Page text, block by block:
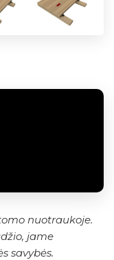
nuotraukoje.
jame
savybės.